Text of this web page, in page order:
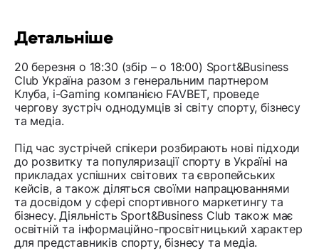
Детальніше
20 березня о 18:30 (збір – о 18:00) Sport&Business
Club Україна разом з генеральним партнером
Клуба, i-Gaming компанією FAVBET, проведе
чергову зустріч однодумців зі світу спорту, бізнесу
та медіа.
Під час зустрічей спікери розбирають нові підходи
до розвитку та популяризації спорту в Україні на
прикладах успішних світових та європейських
кейсів, а також діляться своїми напрацюваннями
та досвідом у сфері спортивного маркетингу та
бізнесу. Діяльність Sport&Business Club також має
освітній та інформаційно-просвітницький характер
для представників спорту, бізнесу та медіа.